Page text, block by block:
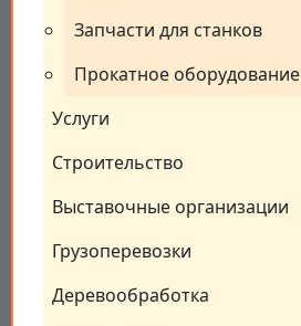
Запчасти для станков
Прокатное оборудование
Услуги
Строительство
Выставочные организации
Грузоперевозки
Деревообработка